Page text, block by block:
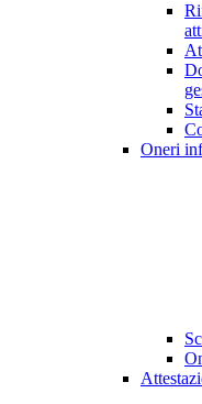
Oneri